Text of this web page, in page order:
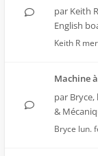
par Keith R
English
Keith R
Machine
par Bryce,
&
Bryce lun.